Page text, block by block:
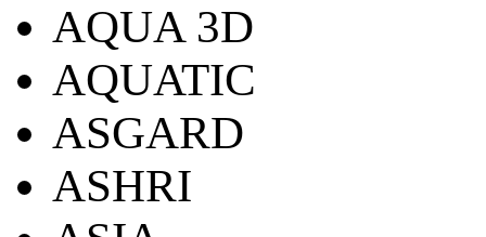
AQUA 3D
AQUATIC
ASGARD
ASHRI